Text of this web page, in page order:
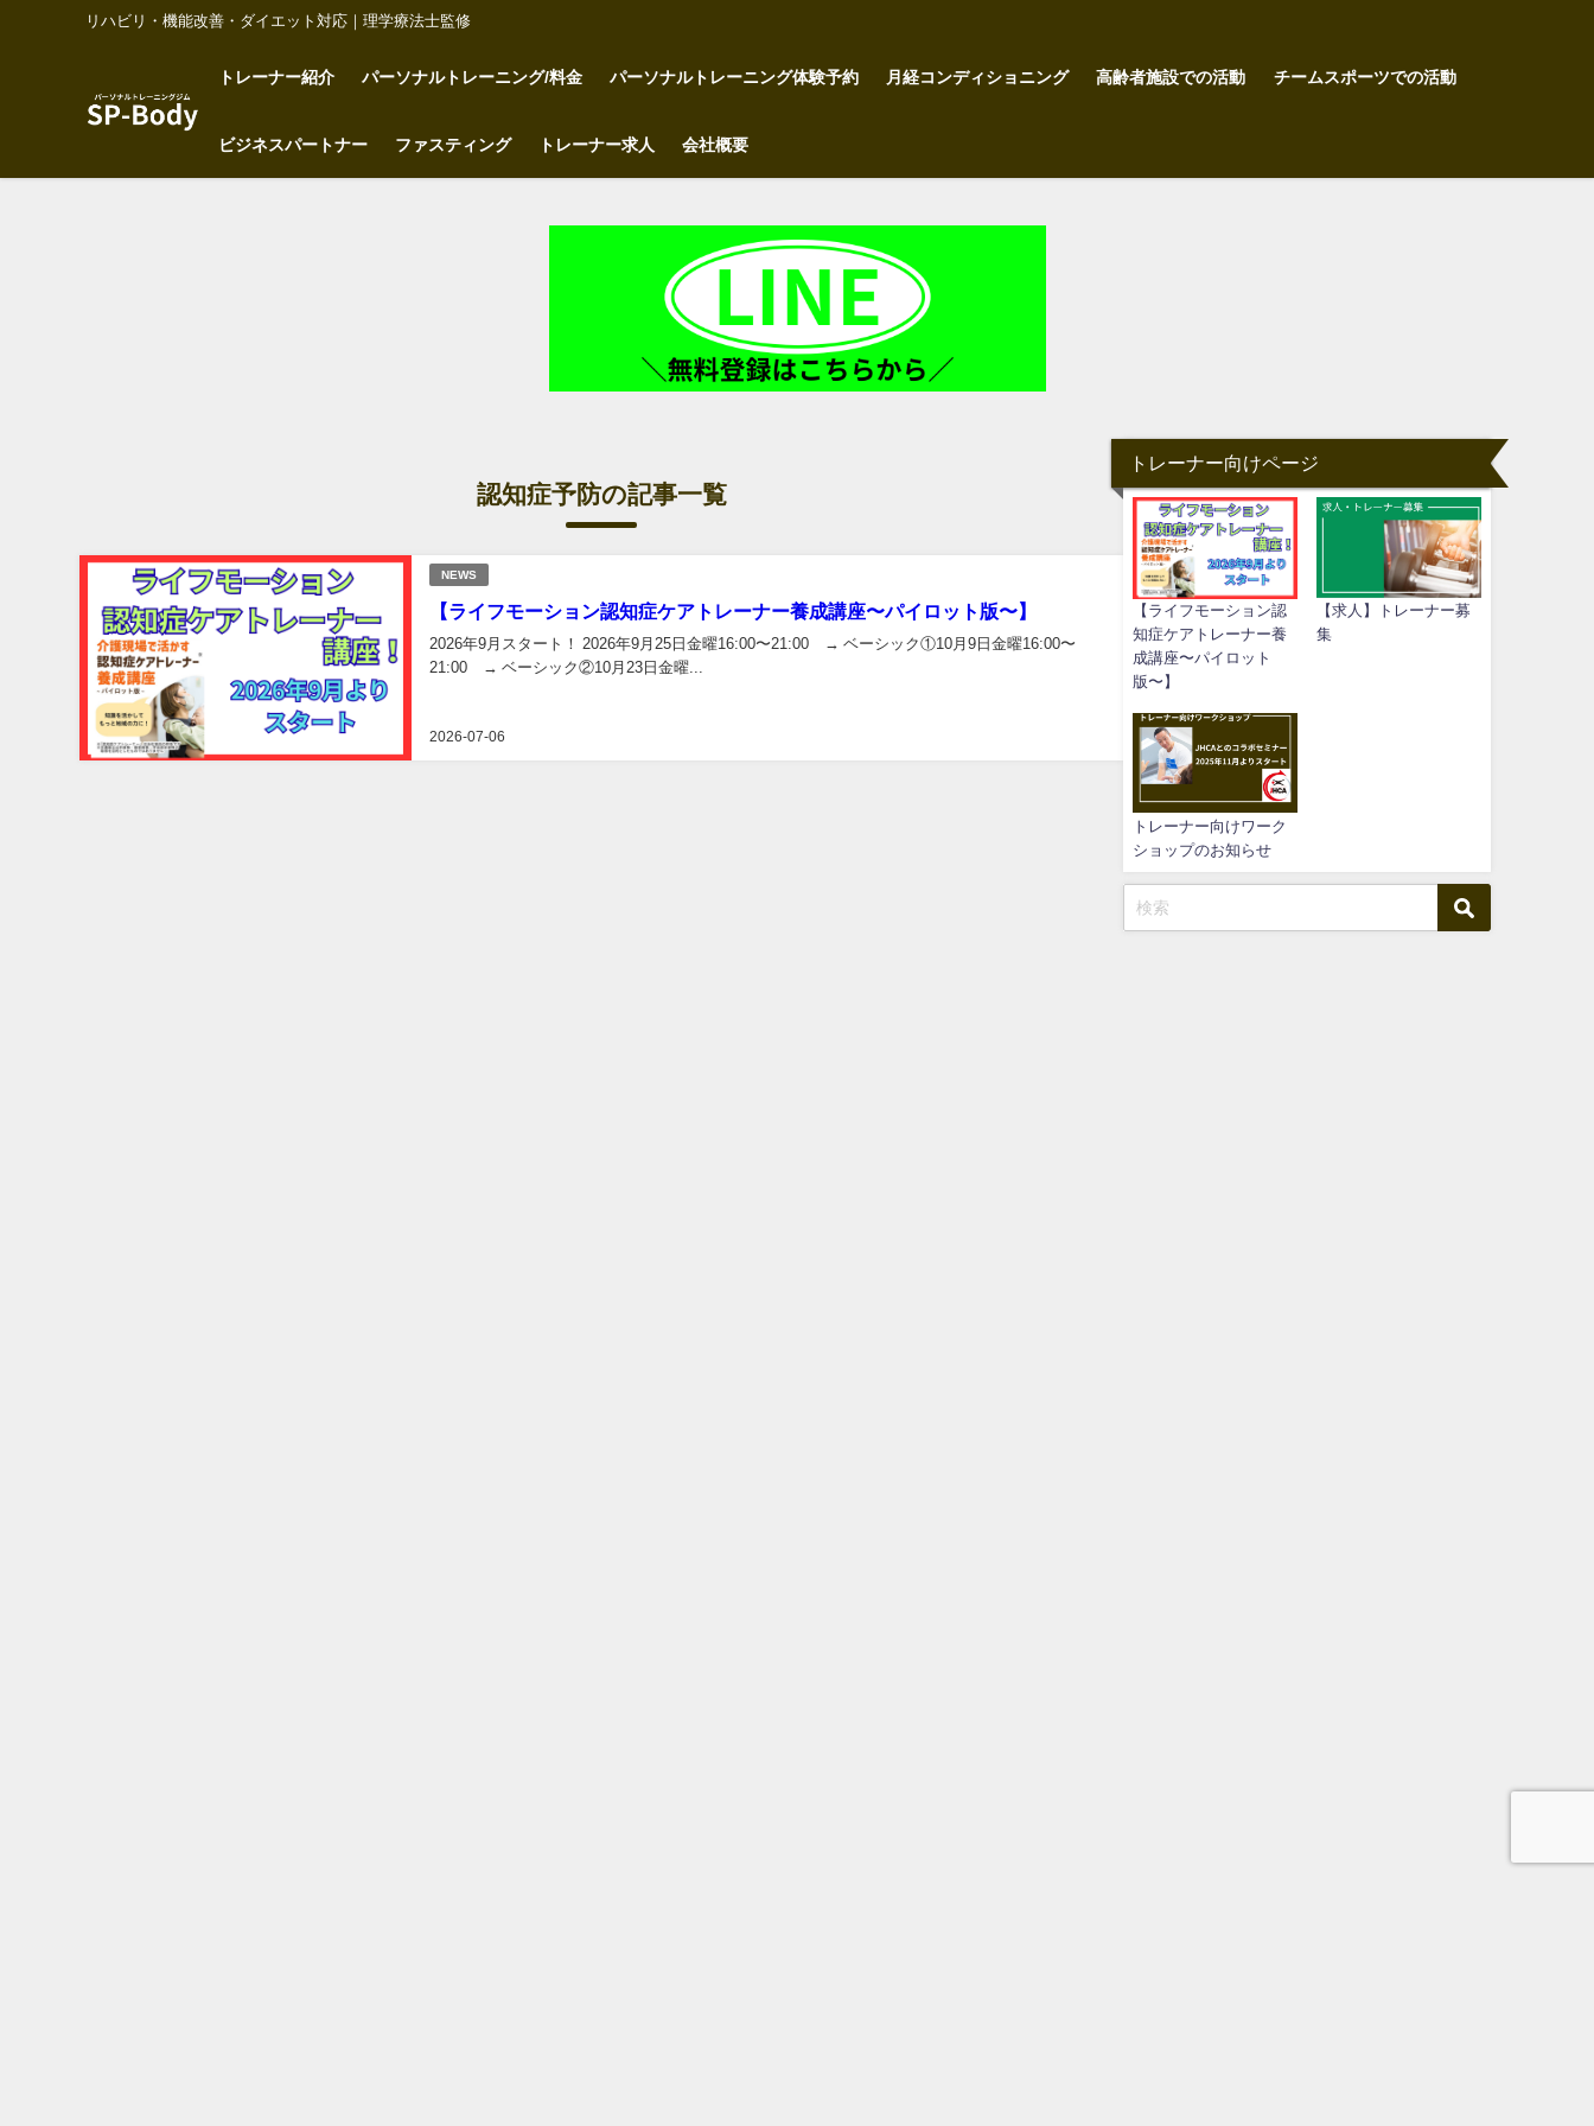
リハビリ・機能改善・ダイエット対応｜理学療法士監修
トレーナー紹介 パーソナルトレーニング/料金 パーソナルトレーニング体験予約 月経コンディショニング 高齢者施設での活動 チームスポーツでの活動
ビジネスパートナー ファスティング トレーナー求人 会社概要
認知症予防の記事一覧
NEWS
【ライフモーション認知症ケアトレーナー養成講座〜パイロット版〜】
2026-07-06
2026年9月スタート！ 2026年9月25日金曜16:00〜21:00 → ベーシック①10月9日金曜16:00〜
21:00 → ベーシック②10月23日金曜...
トレーナー向けページ
【ライフモーション認
知症ケアトレーナー養
成講座〜パイロット
版〜】
【求人】トレーナー募
集
トレーナー向けワーク
ショップのお知らせ